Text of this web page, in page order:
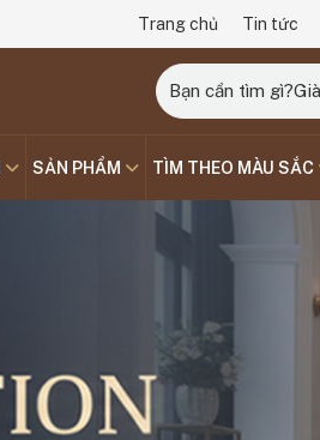
Trang chủ Tin tức
SẢN PHẨM TÌM THEO MÀU SẮC